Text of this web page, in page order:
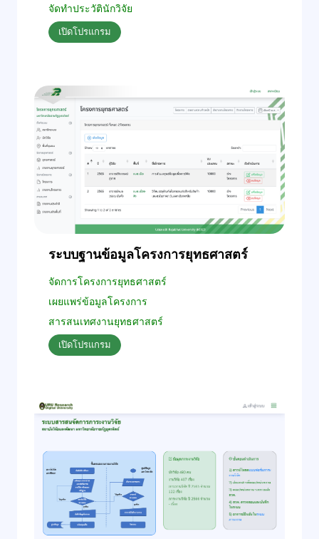
จัดทำประวัตินักวิจัย
เปิดโปรแกรม
ระบบฐานข้อมูลโครงการยุทธศาสตร์
จัดการโครงการยุทธศาสตร์
เผยแพร่ข้อมูลโครงการ
สารสนเทศงานยุทธศาสตร์
เปิดโปรแกรม